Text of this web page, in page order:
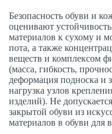
Безопасность обуви и
оценивают
материалов к сухому и
пота, а также
веществ и комплексом
(масса, гибкость,
деформация подноска и
нагрузка узлов
изделий). Не
закрытой обуви из
материалов в обуви для